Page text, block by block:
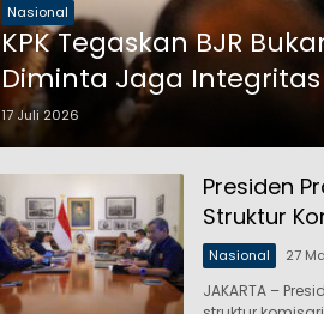
Nasional
KPK Tegaskan BJR
Diminta Jaga Integritas
17 Juli 2026
Presiden
Struktur
Nasional 27
JAKARTA –